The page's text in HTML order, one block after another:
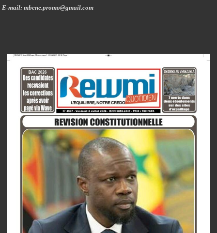
E-mail: mbene.promo@gmail.com